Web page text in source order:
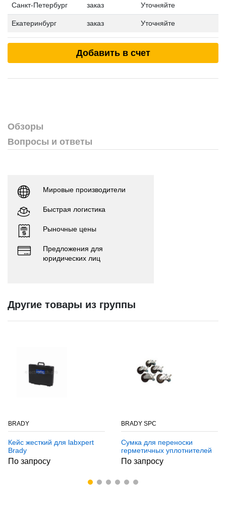
Санкт-Петербург заказ Уточняйте
Екатеринбург заказ Уточняйте
Добавить в счет
Обзоры
Вопросы и ответы
Мировые производители
Быстрая логистика
Рыночные цены
Предложения для
юридических лиц
Другие товары из группы
BRADY
Кейс жесткий для labxpert
Brady
По запросу
BRADY SPC
Сумка для переноски
герметичных уплотнителей
или барьеров sb3 Brady
SPC bag-pvc18 pv18
По запросу